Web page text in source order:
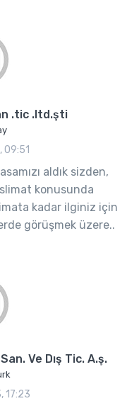
.tic .ltd.şti
09:51
aldık sizden,
konusunda
kadar ilginiz için
görüşmek üzere..
Ve Dış Tic. A.ş.
17:23